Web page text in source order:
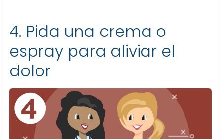
4. Pida una crema o
espray para aliviar el
dolor